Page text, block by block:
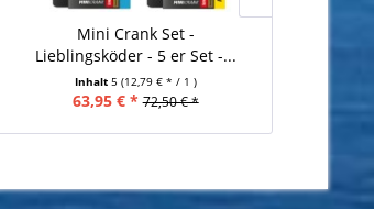
Mini Crank Set -
Lieblingsköder - 5 er Set -...
Inhalt 5 (12,79 € * / 1 )
63,95 € * 72,50 € *